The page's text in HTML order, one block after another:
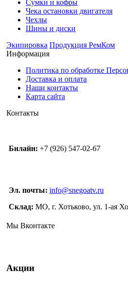
Сумки и кофры
Чека остановки двигателя
Чехлы
Шины и диски
Экипировка Продукция РемКом
Информация
Политика по обработке
Доставка и оплата
Наши контакты
Карта сайта
Контакты
Билайн: +7 (926) 547-02-67
Эл. почты: info@snegoatv.ru
Склад: МО, г. Хотьково, ул. 1-ая
Мы Вконтакте
Акции